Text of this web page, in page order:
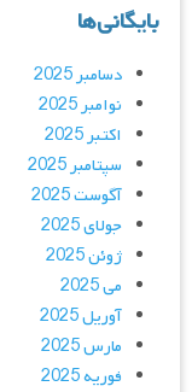
بایگانی‌ها
دسامبر 2025
نوامبر 2025
اکتبر 2025
سپتامبر 2025
آگوست 2025
جولای 2025
ژوئن 2025
می 2025
آوریل 2025
مارس 2025
فوریه 2025